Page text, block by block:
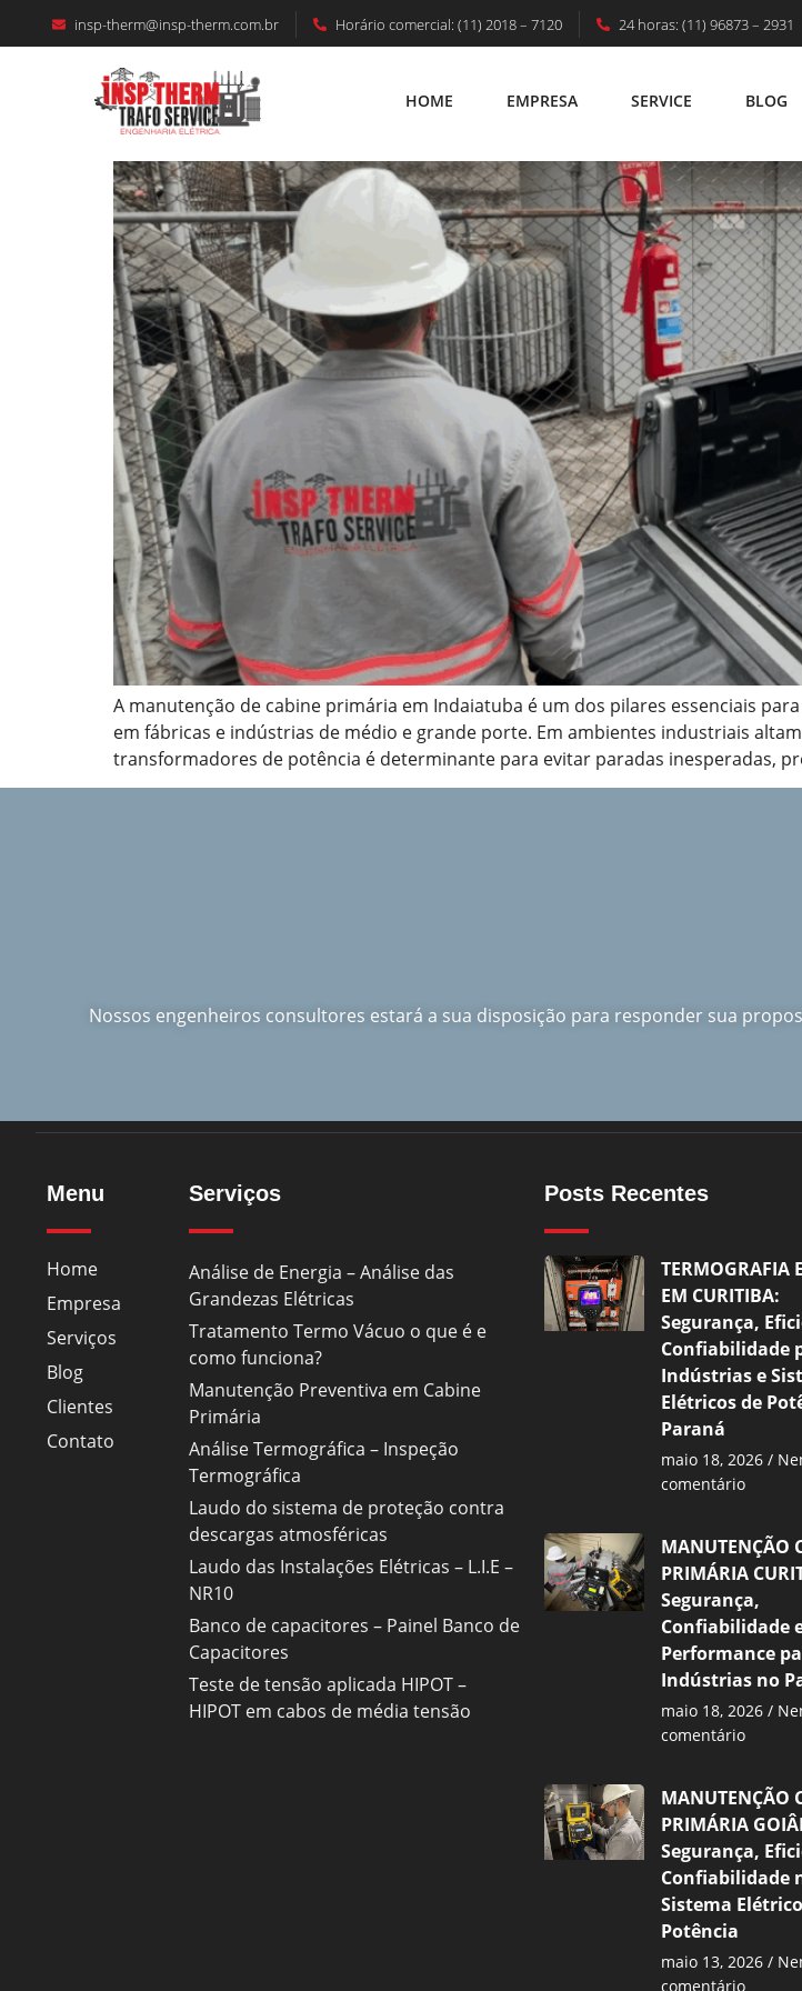
insp-therm@insp-therm.com.br Horário comercial: (11) 2018 – 7120 24 horas: (11) 96873 – 2931
HOME EMPRESA SERVICE BLOG
HOME EMPRESA SERVICE BLOG
MANUTENÇÃO CABINE PRIMÁRIA EM INDAIATUBA – Solução
Médio E Grande Porte.
A manutenção de cabine primária em Indaiatuba é um dos pilares essenciais
em fábricas e indústrias de médio e grande porte. Em ambientes industriais
transformadores de potência é determinante para evitar paradas inesperadas,
Nossos engenheiros consultores estará a sua disposição para responder sua
Menu
Home
Empresa
Serviços
Blog
Clientes
Contato
Serviços
Análise de Energia – Análise das
Grandezas Elétricas
Tratamento Termo Vácuo o que é e
como funciona?
Manutenção Preventiva em Cabine
Primária
Análise Termográfica – Inspeção
Termográfica
Laudo do sistema de proteção contra
descargas atmosféricas
Laudo das Instalações Elétricas – L.I.E –
NR10
Banco de capacitores – Painel Banco de
Capacitores
Teste de tensão aplicada HIPOT –
HIPOT em cabos de média tensão
Posts Recentes
TERMOGRAFIA
EM CURITIBA:
Segurança,
Confiabilidade
Indústrias e
Elétricos de
Paraná
maio 18, 2026
comentário
MANUTENÇÃO
PRIMÁRIA
Segurança,
Confiabilidade
Performance
Indústrias no
maio 18, 2026
comentário
MANUTENÇÃO
PRIMÁRIA
Segurança,
Confiabilidade
Sistema
Potência
maio 13, 2026
comentário